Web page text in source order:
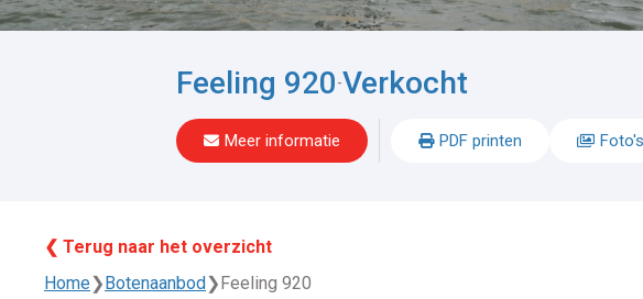
Feeling 920-Verkocht
Meer informatie PDF printen Foto's
❮ Terug naar het overzicht
Home❯Botenaanbod❯Feeling 920